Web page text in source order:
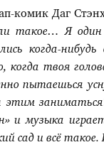
комик Даг
такое… Я
когда-
когда твоя
пытаешься
этим
и музыка
сад и всё